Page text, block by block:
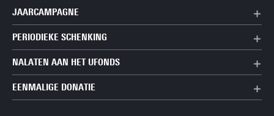
JAARCAMPAGNE
PERIODIEKE SCHENKING
NALATEN AAN HET UFONDS
EENMALIGE DONATIE